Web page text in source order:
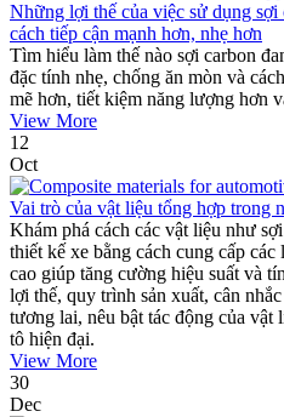
Những lợi thế của việc sử dụng
cách tiếp cận mạnh hơn, nhẹ hơn
Tìm hiểu làm thế nào sợi carbon
đặc tính nhẹ, chống ăn mòn và
mẽ hơn, tiết kiệm năng lượng hơn
View More
12
Oct
Vai trò của vật liệu tổng hợp trong
Khám phá cách các vật liệu như
thiết kế xe bằng cách cung cấp
cao giúp tăng cường hiệu suất và
lợi thế, quy trình sản xuất, cân
tương lai, nêu bật tác động của
tô hiện đại.
View More
30
Dec